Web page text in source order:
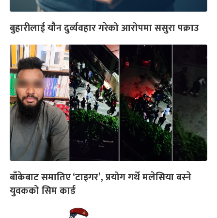
बुहारीलाई यौन दुर्व्यवहार गरेको आरोपमा ससुरा पक्राउ
बाँकेबाट समातिए ‘टाइगर’, प्रयोग गर्थे मलेसिया बस्ने
युवकको सिम कार्ड